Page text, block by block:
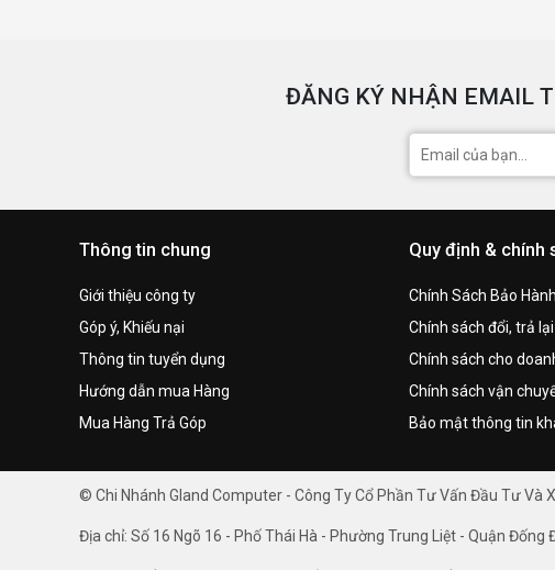
ĐĂNG KÝ NHẬN EMAIL
Thông tin chung
Giới thiệu công ty
Góp ý, Khiếu nại
Thông tin tuyển dụng
Hướng dẫn mua Hàng
Mua Hàng Trả Góp
Quy định & chính
Chính Sách Bảo Hành
Chính sách đổi, trả
Chính sách cho
Chính sách vận
Bảo mật thông tin
© Chi Nhánh Gland Computer - Công Ty Cổ Phần Tư Vấn Đầu Tư Và
Địa chỉ: Số 16 Ngõ 16 - Phố Thái Hà - Phường Trung Liệt - Quận Đống